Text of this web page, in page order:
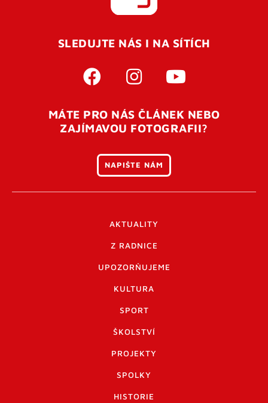
SLEDUJTE NÁS I NA SÍTÍCH
MÁTE PRO NÁS ČLÁNEK NEBO
ZAJÍMAVOU FOTOGRAFII?
NAPIŠTE NÁM
AKTUALITY
Z RADNICE
UPOZORŇUJEME
KULTURA
SPORT
ŠKOLSTVÍ
PROJEKTY
SPOLKY
HISTORIE